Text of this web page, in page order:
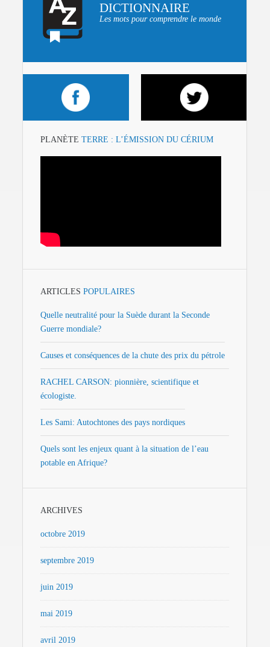
DICTIONNAIRE
Les mots pour comprendre le monde
PLANÈTE TERRE : L’ÉMISSION DU CÉRIUM
ARTICLES POPULAIRES
Quelle neutralité pour la Suède durant la Seconde
Guerre mondiale?
Causes et conséquences de la chute des prix du pétrole
RACHEL CARSON: pionnière, scientifique et
écologiste.
Les Sami: Autochtones des pays nordiques
Quels sont les enjeux quant à la situation de l’eau
potable en Afrique?
ARCHIVES
octobre 2019
septembre 2019
juin 2019
mai 2019
avril 2019